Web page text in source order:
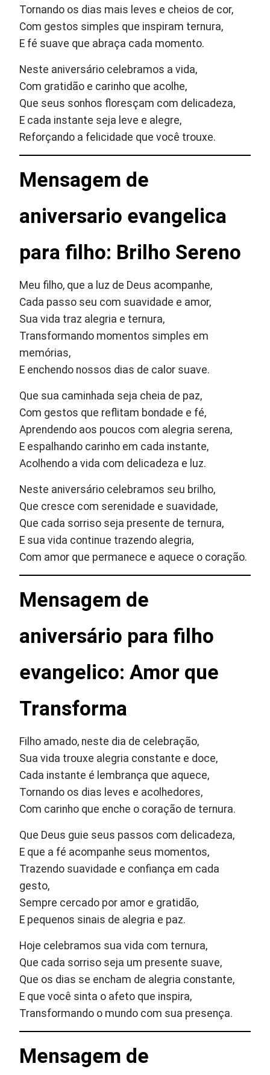
Tornando os dias mais leves e cheios de cor,
Com gestos simples que inspiram ternura,
E fé suave que abraça cada momento.
Neste aniversário celebramos a vida,
Com gratidão e carinho que acolhe,
Que seus sonhos floresçam com delicadeza,
E cada instante seja leve e alegre,
Reforçando a felicidade que você trouxe.
Mensagem de
aniversario evangelica
para filho: Brilho Sereno
Meu filho, que a luz de Deus acompanhe,
Cada passo seu com suavidade e amor,
Sua vida traz alegria e ternura,
Transformando momentos simples em
memórias,
E enchendo nossos dias de calor suave.
Que sua caminhada seja cheia de paz,
Com gestos que reflitam bondade e fé,
Aprendendo aos poucos com alegria serena,
E espalhando carinho em cada instante,
Acolhendo a vida com delicadeza e luz.
Neste aniversário celebramos seu brilho,
Que cresce com serenidade e suavidade,
Que cada sorriso seja presente de ternura,
E sua vida continue trazendo alegria,
Com amor que permanece e aquece o coração.
Mensagem de
aniversário para filho
evangelico: Amor que
Transforma
Filho amado, neste dia de celebração,
Sua vida trouxe alegria constante e doce,
Cada instante é lembrança que aquece,
Tornando os dias leves e acolhedores,
Com carinho que enche o coração de ternura.
Que Deus guie seus passos com delicadeza,
E que a fé acompanhe seus momentos,
Trazendo suavidade e confiança em cada
gesto,
Sempre cercado por amor e gratidão,
E pequenos sinais de alegria e paz.
Hoje celebramos sua vida com ternura,
Que cada sorriso seja um presente suave,
Que os dias se encham de alegria constante,
E que você sinta o afeto que inspira,
Transformando o mundo com sua presença.
Mensagem de